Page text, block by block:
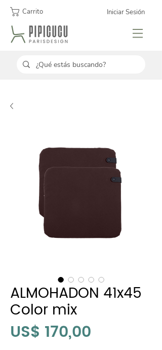
Carrito Iniciar Sesión
ALMOHADON 41x45
Color mix
US$ 170,00